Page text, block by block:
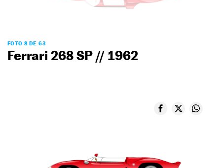
FOTO 8 DE 63
Ferrari 268 SP // 1962